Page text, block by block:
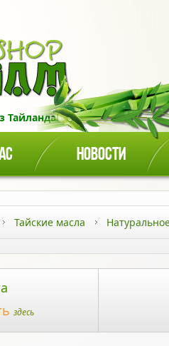
Тайланда!
НОВОСТИ
Тайские масла
здесь